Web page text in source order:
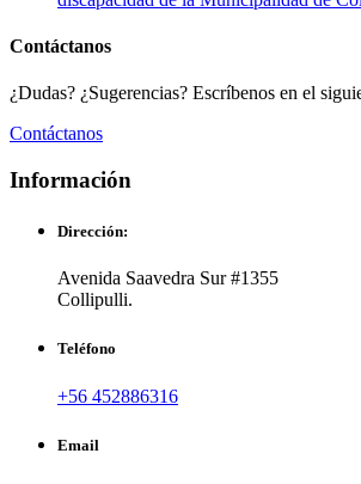
Contáctanos
¿Dudas? ¿Sugerencias? Escríbenos en el
Contáctanos
Información
Dirección:
Avenida Saavedra Sur #1355
Collipulli.
Teléfono
+56 452886316
Email